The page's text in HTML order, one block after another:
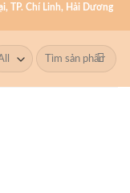
TP. Chí Linh, Hải Dương
Search
for: